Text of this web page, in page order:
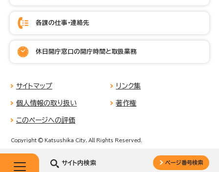
サイト内検索 ページ番号検索
各課の仕事・連絡先
休日開庁窓口の開庁時間と取扱業務
サイトマップ リンク集
個人情報の取り扱い 著作権
このページへの評価
Copyright © Katsushika City, All Rights Reserved.